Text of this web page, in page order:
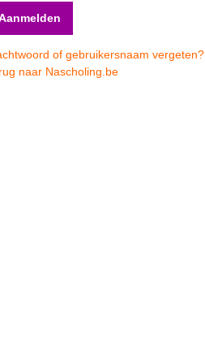
of gebruikersnaam vergeten?
naar Nascholing.be